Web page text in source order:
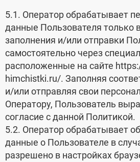
5.1. Оператор обрабатывает
данные Пользователя только
заполнения и/или отправки
самостоятельно через
расположенные на сайте
himchistki.ru/. Заполняя
и/или отправляя свои
Оператору, Пользователь
согласие с данной Политикой.
5.2. Оператор обрабатывает
данные о Пользователе в
разрешено в настройках